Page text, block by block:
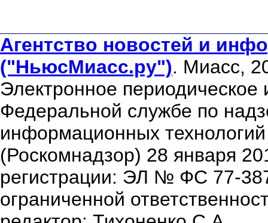
Агентство новостей и
("НьюсМиасс.ру"). Миасс,
Электронное периодическое
Федеральной службе по
информационных
(Роскомнадзор) 28 января
регистрации: ЭЛ № ФС 77-
ограниченной